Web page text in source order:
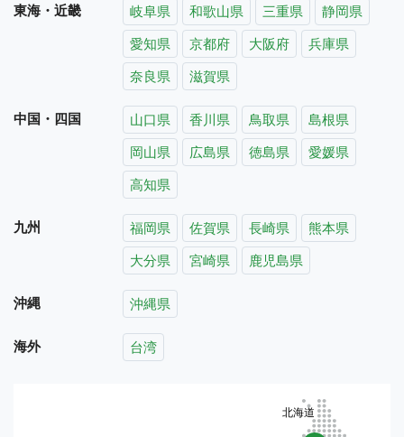
東海・近畿 岐阜県 和歌山県 三重県
静岡県
愛知県
京都府 大阪府
兵庫県
奈良県
滋賀県
中国・四国 山口県 香川県 鳥取県
島根県
岡山県
広島県 徳島県
愛媛県
高知県
九州 福岡県 佐賀県 長崎県
熊本県
大分県
宮崎県 鹿児島県
沖縄 沖縄県
海外 台湾
北海道